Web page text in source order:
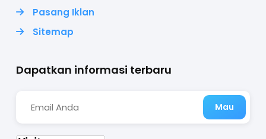
Pasang Iklan
Sitemap
Dapatkan informasi terbaru